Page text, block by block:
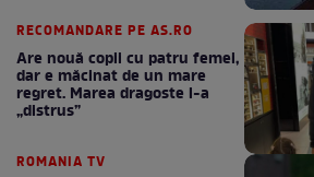
RECOMANDARE PE AS.RO
Are nouă copii cu patru femei,
dar e măcinat de un mare
regret. Marea dragoste l-a
„distrus”
ROMANIA TV